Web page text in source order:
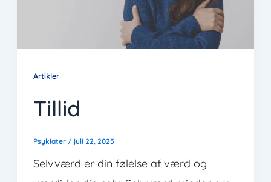
Artikler
Tillid
Psykiater / juli 22, 2025
Selvværd er din følelse af værd og